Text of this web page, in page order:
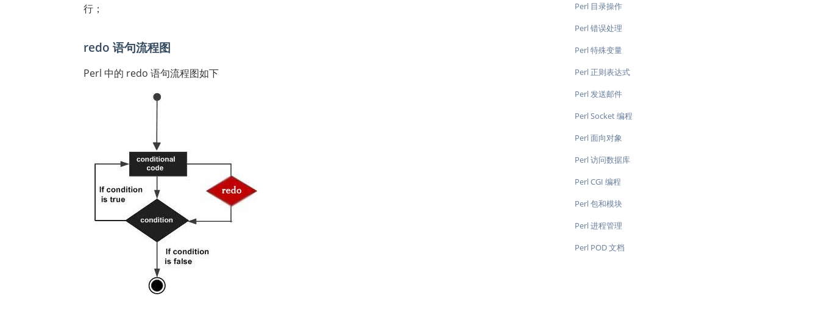
行；
redo 语句流程图
Perl 中的 redo 语句流程图如下
Perl 目录操作
Perl 错误处理
Perl 特殊变量
Perl 正则表达式
Perl 发送邮件
Perl Socket 编程
Perl 面向对象
Perl 访问数据库
Perl CGI 编程
Perl 包和模块
Perl 进程管理
Perl POD 文档